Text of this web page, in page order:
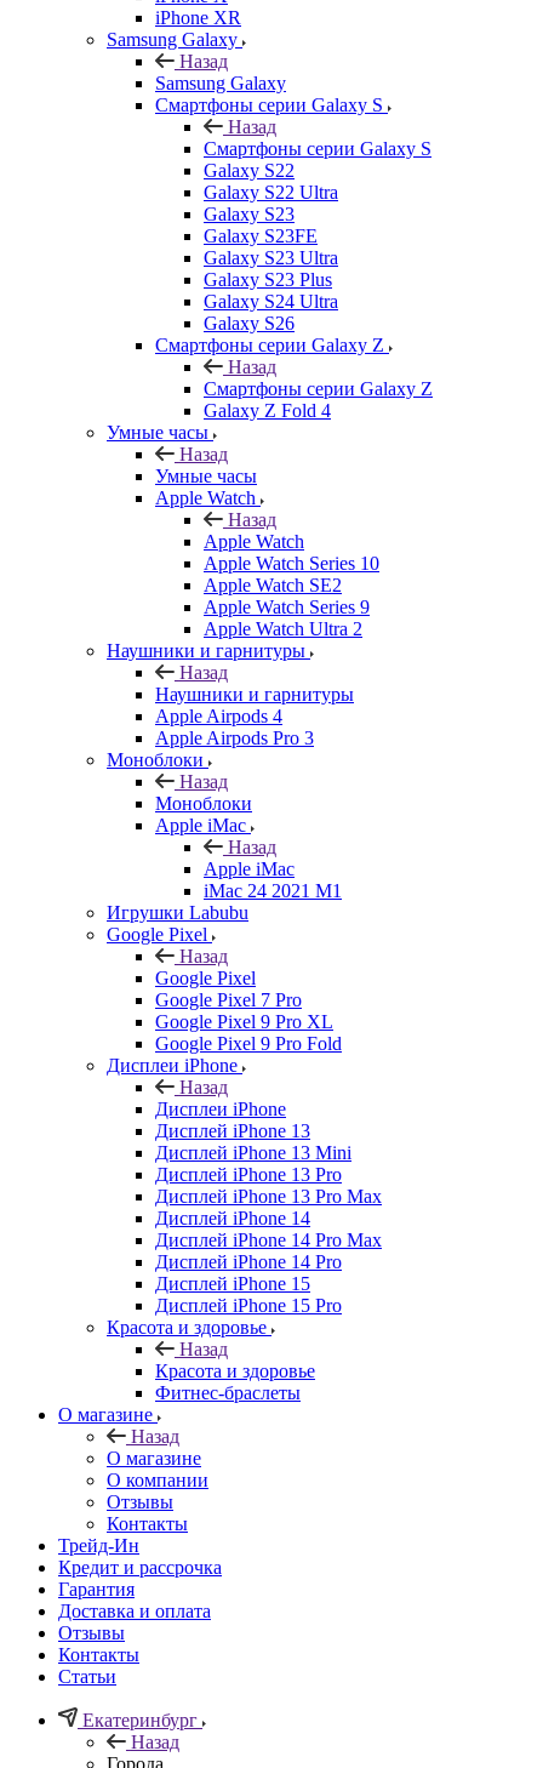
iPhone XR
Samsung Galaxy
Назад
Samsung Galaxy
Смартфоны серии Galaxy S
Назад
Смартфоны серии Galaxy S
Galaxy S22
Galaxy S22 Ultra
Galaxy S23
Galaxy S23FE
Galaxy S23 Ultra
Galaxy S23 Plus
Galaxy S24 Ultra
Galaxy S26
Смартфоны серии Galaxy Z
Назад
Смартфоны серии Galaxy Z
Galaxy Z Fold 4
Умные часы
Назад
Умные часы
Apple Watch
Назад
Apple Watch
Apple Watch Series 10
Apple Watch SE2
Apple Watch Series 9
Apple Watch Ultra 2
Наушники и гарнитуры
Назад
Наушники и гарнитуры
Apple Airpods 4
Apple Airpods Pro 3
Моноблоки
Назад
Моноблоки
Apple iMac
Назад
Apple iMac
iMac 24 2021 M1
Игрушки Labubu
Google Pixel
Назад
Google Pixel
Google Pixel 7 Pro
Google Pixel 9 Pro XL
Google Pixel 9 Pro Fold
Дисплеи iPhone
Назад
Дисплеи iPhone
Дисплей iPhone 13
Дисплей iPhone 13 Mini
Дисплей iPhone 13 Pro
Дисплей iPhone 13 Pro Max
Дисплей iPhone 14
Дисплей iPhone 14 Pro Max
Дисплей iPhone 14 Pro
Дисплей iPhone 15
Дисплей iPhone 15 Pro
Красота и здоровье
Назад
Красота и здоровье
Фитнес-браслеты
О магазине
Назад
О магазине
О компании
Отзывы
Контакты
Трейд-Ин
Кредит и рассрочка
Гарантия
Доставка и оплата
Отзывы
Контакты
Статьи
Екатеринбург
Назад
Города